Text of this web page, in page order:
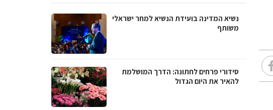
נשיא המדינה בועידת הנשיא למחר ישראלי
משותף
סידורי פרחים לחתונה: הדרך המושלמת
להאיר את היום הגדול